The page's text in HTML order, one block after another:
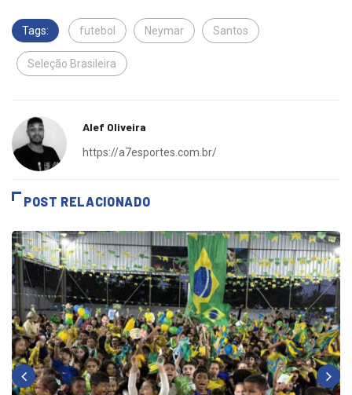
Tags: futebol Neymar Santos
Seleção Brasileira
Alef Oliveira
https://a7esportes.com.br/
POST RELACIONADO